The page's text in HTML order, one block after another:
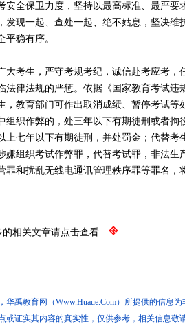
安全保卫力度，坚持以最高标准、最严要
发现一起、查处一起、绝不姑息，坚决维
平稳有序。
考生，严守考规考纪，诚信赴考应考，
法律法规的严惩。依据《国家教育考试违
教育部门可作出取消成绩、暂停考试等
组织作弊的，处三年以下有期徒刑或者拘
上七年以下有期徒刑，并处罚金；代替考
嫌组织考试作弊罪，代替考试罪，非法生
和扰乱无线电通讯管理秩序罪等罪名，
的相关文章请点击查看
禹教育网（Www.Huaue.Com）所提供的信息为
或证实其内容的真实性，仅供参考，相关信息敬